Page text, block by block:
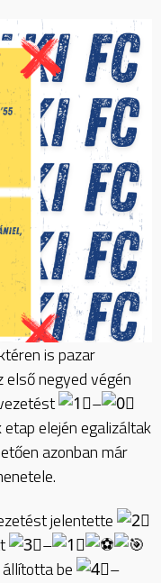
is pazar
negyed végén
–
elején egalizáltak
azonban már
jelentette
–
be
–